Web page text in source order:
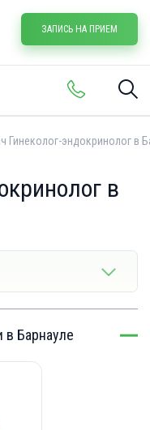
ЗАПИСЬ НА ПРИЕМ
Гинеколог-эндокринолог в
в
в Барнауле